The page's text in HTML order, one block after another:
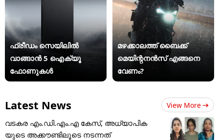
ഫ്രീഡം സെയിലിൽ
വാങ്ങാൻ 5 ഐക്യൂ
ഫോണുകൾ
മഴക്കാലത്ത് ബൈക്ക്
മെയിന്റനൻസ് എങ്ങനെ
വേണം?
Latest News View More
വടകര എം.ഡി.എം.എ കേസ്, അധ്യാപിക
യുടെ അക്കൗണ്ടിലൂടെ നടന്നത്